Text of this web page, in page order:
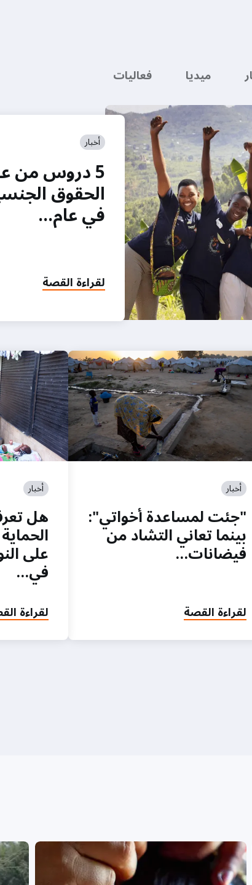
ميديا فعاليات
أخبار
الحقوق
في عام…
لقراءة القصة
أخبار
"جئت لمساعدة أخواتي":
بينما تعاني التشاد من
فيضانات…
لقراءة القصة
أخبار
هل
على
في…
لقراءة